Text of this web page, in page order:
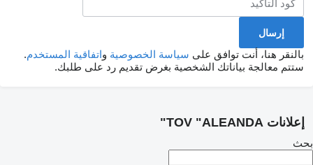
بالنقر هنا، أنت توافق على سياسة الخصوصية واتفاقية المستخدم.
ستتم معالجة بياناتك الشخصية بغرض تقديم رد على طلبك.
إعلانات TOV "ALEANDA"
بحث